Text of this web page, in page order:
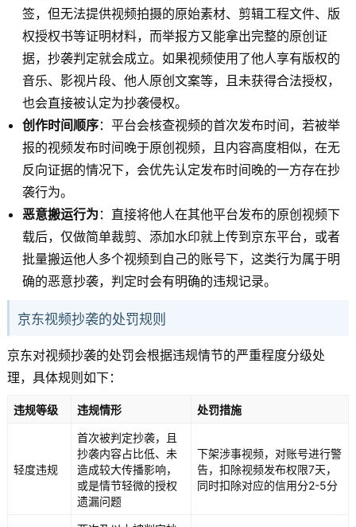
签，但无法提供视频拍摄的原始素材、剪辑工程文件、版
权授权书等证明材料，而举报方又能拿出完整的原创证
据，抄袭判定就会成立。如果视频使用了他人享有版权的
音乐、影视片段、他人原创文案等，且未获得合法授权，
也会直接被认定为抄袭侵权。
创作时间顺序：平台会核查视频的首次发布时间，若被举
报的视频发布时间晚于原创视频，且内容高度相似，在无
反向证据的情况下，会优先认定发布时间晚的一方存在抄
袭行为。
恶意搬运行为 ：直接将他人在其他平台发布的原创视频下
载后，仅做简单裁剪、添加水印就上传到京东平台，或者
批量搬运他人多个视频到自己的账号下，这类行为属于明
确的恶意抄袭，判定时会有明确的违规记录。
京东视频抄袭的处罚规则
京东对视频抄袭的处罚会根据违规情节的严重程度分级处
理，具体规则如下：
违规等级 违规情形 处罚措施
轻度违规
首次被判定抄袭，且
抄袭内容占比低、未
造成较大传播影响，
或是情节轻微的授权
遗漏问题
下架涉事视频，对账号进行警
告，扣除视频发布权限7天，
同时扣除对应的信用分2-5分